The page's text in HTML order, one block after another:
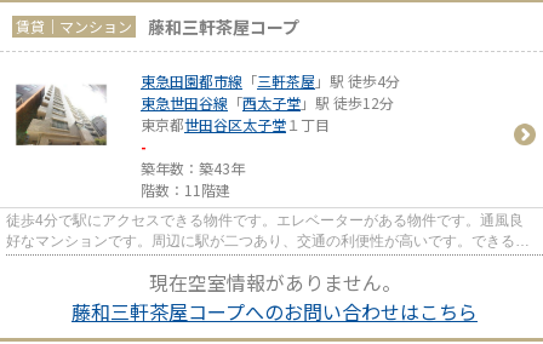
賃貸｜マンション 藤和三軒茶屋コープ
東急田園都市線 「三軒茶屋 」駅 徒歩4分
東急世田谷線 「西太子堂」駅 徒歩12分
東京都世田谷区太子堂１丁目
-
築年数：築43年
階数：11階建
徒歩4分で駅にアクセスできる物件です。エレベーターがある物件です。通風良
好なマンションです。周辺に駅が二つあり、交通の利便性が高いです。できるだ
現在空室情報がありません。
藤和三軒茶屋コープへのお問い合わせはこちら